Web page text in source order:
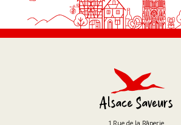
1 Rue de la Râperie